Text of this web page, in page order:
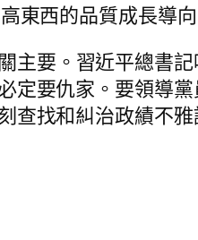
東西的品質成長導
主要。習近平總書
定要仇家。要領導
查找和糾治政績不